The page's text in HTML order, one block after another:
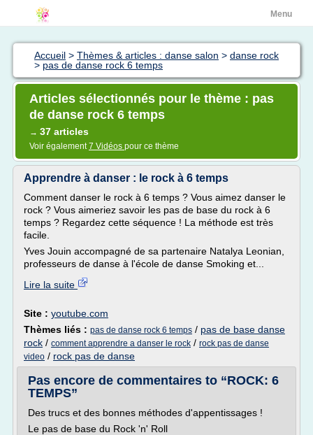
Menu
Accueil > Thèmes & articles : danse salon > danse rock
> pas de danse rock 6 temps
Articles sélectionnés pour le thème : pas
de danse rock 6 temps
→ 37 articles
Voir également7 Vidéos pour ce thème
Apprendre à danser : le rock à 6 temps
Comment danser le rock à 6 temps ? Vous aimez danser le
rock ? Vous aimeriez savoir les pas de base du rock à 6
temps ? Regardez cette séquence ! La méthode est très
facile.
Yves Jouin accompagné de sa partenaire Natalya Leonian,
professeurs de danse à l'école de danse Smoking et...
Lire la suite
Site : youtube.com
Thèmes liés : pas de danse rock 6 temps / pas de base danse
rock / comment apprendre a danser le rock / rock pas de danse
video / rock pas de danse
Pas encore de commentaires to “ROCK: 6
TEMPS”
Des trucs et des bonnes méthodes d'appentissages !
Le pas de base du Rock 'n' Roll